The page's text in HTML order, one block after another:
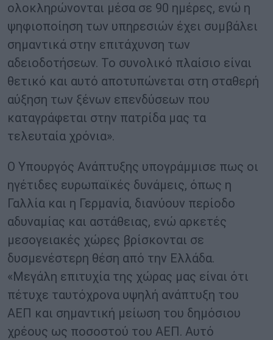
ολοκληρώνονται μέσα σε 90 ημέρες, ενώ η
ψηφιοποίηση των υπηρεσιών έχει συμβάλει
σημαντικά στην επιτάχυνση των
αδειοδοτήσεων. Το συνολικό πλαίσιο είναι
θετικό και αυτό αποτυπώνεται στη σταθερή
αύξηση των ξένων επενδύσεων που
καταγράφεται στην πατρίδα μας τα
τελευταία χρόνια».
Ο Υπουργός Ανάπτυξης υπογράμμισε πως οι
ηγέτιδες ευρωπαϊκές δυνάμεις, όπως η
Γαλλία και η Γερμανία, διανύουν περίοδο
αδυναμίας και αστάθειας, ενώ αρκετές
μεσογειακές χώρες βρίσκονται σε
δυσμενέστερη θέση από την Ελλάδα.
«Μεγάλη επιτυχία της χώρας μας είναι ότι
πέτυχε ταυτόχρονα υψηλή ανάπτυξη του
ΑΕΠ και σημαντική μείωση του δημόσιου
χρέους ως ποσοστού του ΑΕΠ. Αυτό